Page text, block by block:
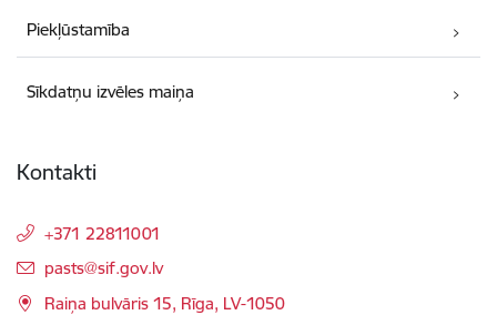
Piekļūstamība
Sīkdatņu izvēles maiņa
Kontakti
+371 22811001
E-pasts:
pasts@sif.gov.lv
Raiņa bulvāris 15, Rīga, LV-1050